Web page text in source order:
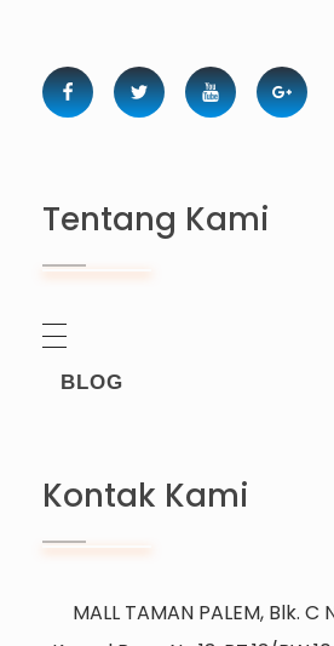
Tentang Kami
BLOG
Kontak Kami
MALL TAMAN PALEM, Blk. C